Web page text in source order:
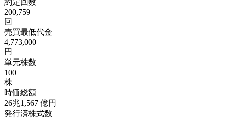
約定回数
200,759
回
売買最低代金
4,773,000
円
単元株数
100
株
時価総額
26兆1,567 億円
発行済株式数